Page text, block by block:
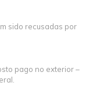
sido recusadas por
pago no exterior –